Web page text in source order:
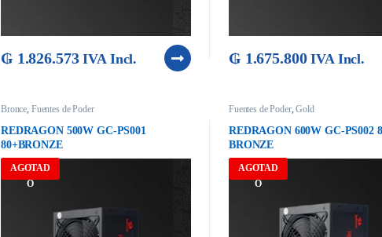
₲ 1.826.573 IVA Incl. ₲ 1.675.800 IVA Incl.
AGOTAD
O
Bronce, Fuentes de Poder
REDRAGON 500W GC-PS001
80+BRONZE
AGOTAD
O
Fuentes de Poder,Gold
REDRAGON 600W GC-PS002
BRONZE